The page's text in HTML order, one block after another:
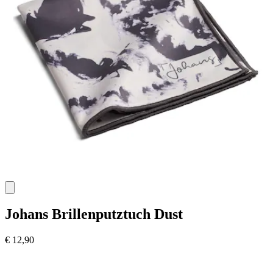
Johans Brillenputztuch Dust
€ 12,90